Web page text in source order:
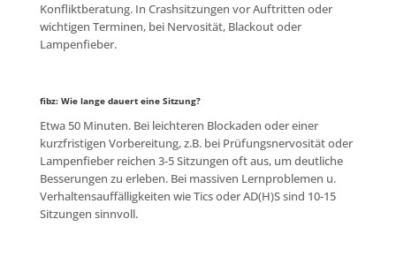
Konfliktberatung. In Crashsitzungen vor Auftritten oder
wichtigen Terminen, bei Nervosität, Blackout oder
Lampenfieber.
fibz: Wie lange dauert eine Sitzung?
Etwa 50 Minuten. Bei leichteren Blockaden oder einer
kurzfristigen Vorbereitung, z.B. bei Prüfungsnervosität oder
Lampenfieber reichen 3-5 Sitzungen oft aus, um deutliche
Besserungen zu erleben. Bei massiven Lernproblemen u.
Verhaltensauffälligkeiten wie Tics oder AD(H)S sind 10-15
Sitzungen sinnvoll.